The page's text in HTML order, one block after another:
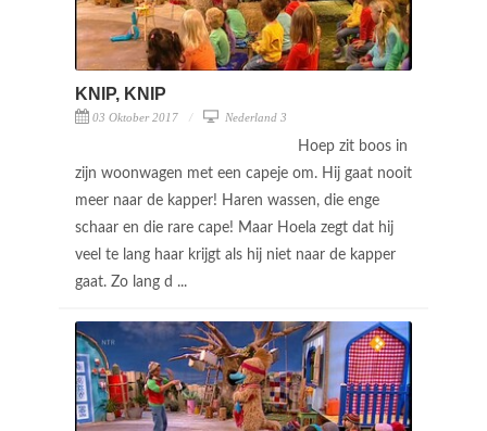
KNIP, KNIP
03 Oktober 2017 Nederland 3
Hoep zit boos in
zijn woonwagen met een capeje om. Hij gaat nooit
meer naar de kapper! Haren wassen, die enge
schaar en die rare cape! Maar Hoela zegt dat hij
veel te lang haar krijgt als hij niet naar de kapper
gaat. Zo lang d ...